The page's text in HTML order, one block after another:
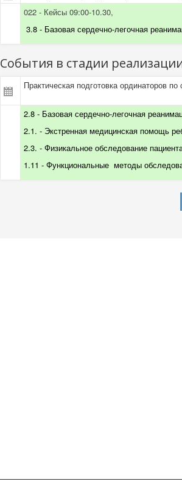
022 - Кейсы 09:00-10.30,
3.8 - Базовая сердечно-легочная
События в стадии
Практическая подготовка ординаторов
2.8 - Базовая сердечно-легочная
2.1. - Экстренная медицинская помощь
2.3. - Физикальное обследование
1.11 - Функциональные методы